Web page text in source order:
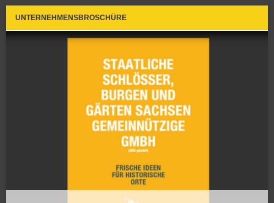
UNTERNEHMENSBROSCHÜRE